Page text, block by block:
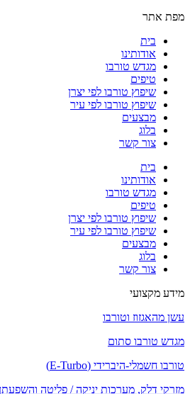
מפת אתר
בית
אודותינו
מגדש טורבו
טיפים
שיפוץ טורבו לפי יצרן
שיפוץ טורבו לפי עיר
מבצעים
בלוג
צור קשר
בית
אודותינו
מגדש טורבו
טיפים
שיפוץ טורבו לפי יצרן
שיפוץ טורבו לפי עיר
מבצעים
בלוג
צור קשר
מידע מקצועי
עשן מהאגזוז וטורבו
מגדש טורבו סתום
טורבו חשמלי-היברידי (E-Turbo)
מזרקי דלק, מערכות יניקה / פליטה